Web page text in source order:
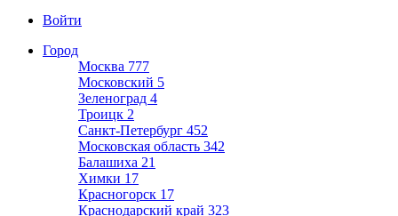
Войти
Город
Москва 777
Московский 5
Зеленоград 4
Троицк 2
Санкт-Петербург 452
Московская область 342
Балашиха 21
Химки 17
Красногорск 17
Краснодарский край 323